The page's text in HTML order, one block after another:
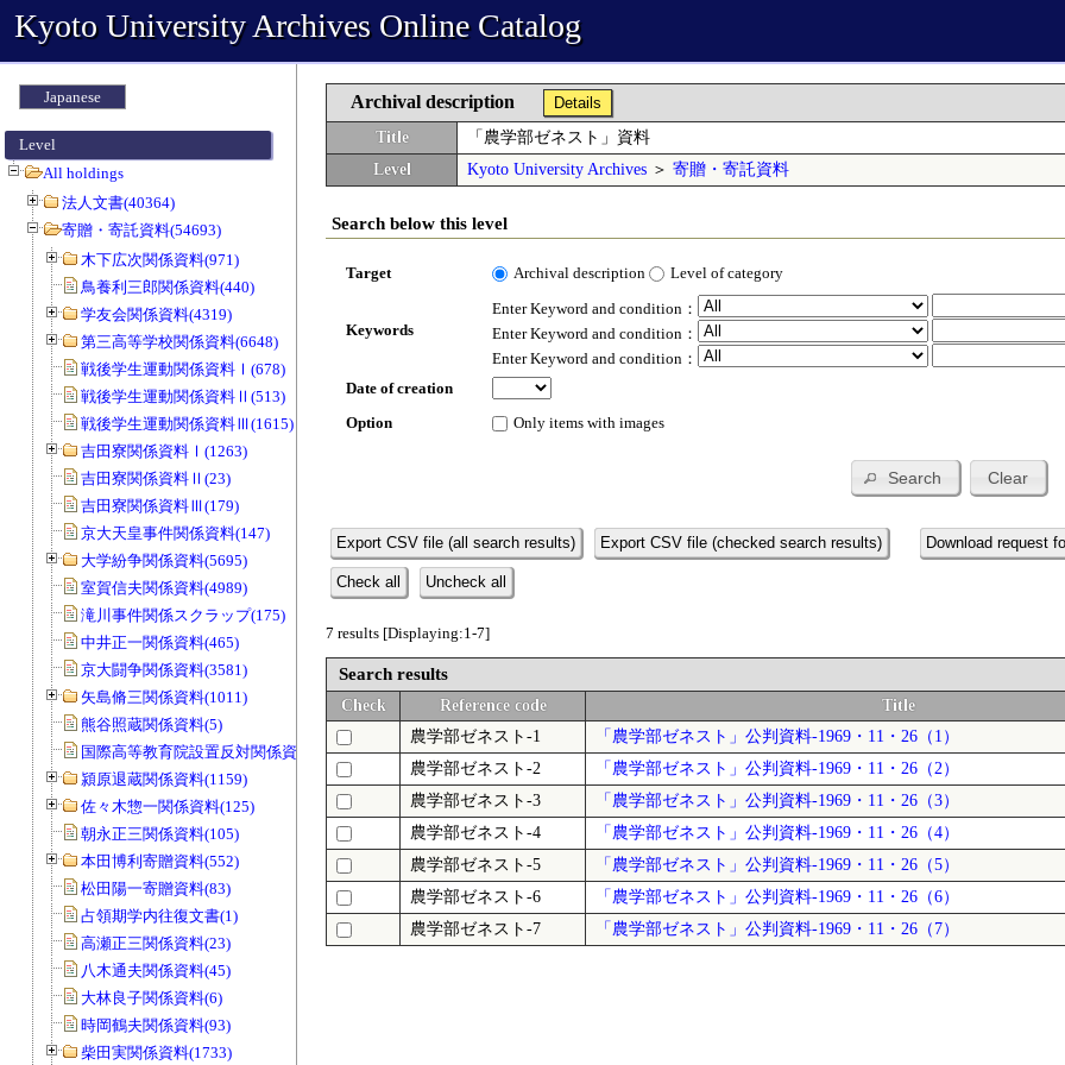
Kyoto University Archives Online Catalog
Japanese
Level
All holdings
法人文書(40364)
寄贈・寄託資料(54693)
木下広次関係資料(971)
鳥養利三郎関係資料(440)
学友会関係資料(4319)
第三高等学校関係資料(6648)
戦後学生運動関係資料Ⅰ(678)
戦後学生運動関係資料Ⅱ(513)
戦後学生運動関係資料Ⅲ(1615)
吉田寮関係資料Ⅰ(1263)
吉田寮関係資料Ⅱ(23)
吉田寮関係資料Ⅲ(179)
京大天皇事件関係資料(147)
大学紛争関係資料(5695)
室賀信夫関係資料(4989)
滝川事件関係スクラップ(175)
中井正一関係資料(465)
京大闘争関係資料(3581)
矢島脩三関係資料(1011)
熊谷照蔵関係資料(5)
国際高等教育院設置反対関係資料(20)
潁原退蔵関係資料(1159)
佐々木惣一関係資料(125)
朝永正三関係資料(105)
本田博利寄贈資料(552)
松田陽一寄贈資料(83)
占領期学内往復文書(1)
高瀬正三関係資料(23)
八木通夫関係資料(45)
大林良子関係資料(6)
時岡鶴夫関係資料(93)
柴田実関係資料(1733)
Archival description
Details
Title
「農学部ゼネスト」資料
Level
Kyoto University Archives ＞ 寄贈・寄託資料
Search below this level
Target Archival description Level of category
Keywords
Enter Keyword and condition：
Enter Keyword and condition：
Enter Keyword and condition：
Date of creation
Option
Only items with images
Search Clear
Export CSV file (all search results) Export CSV file (checked search results) Download request
Check all
Uncheck all
7 results [Displaying:1-7]
Search results
Check Reference code Title
農学部ゼネスト-1
「農学部ゼネスト」公判資料-1969・11・26（1）
農学部ゼネスト-2
「農学部ゼネスト」公判資料-1969・11・26（2）
農学部ゼネスト-3
「農学部ゼネスト」公判資料-1969・11・26（3）
農学部ゼネスト-4
「農学部ゼネスト」公判資料-1969・11・26（4）
農学部ゼネスト-5
「農学部ゼネスト」公判資料-1969・11・26（5）
農学部ゼネスト-6
「農学部ゼネスト」公判資料-1969・11・26（6）
農学部ゼネスト-7
「農学部ゼネスト」公判資料-1969・11・26（7）